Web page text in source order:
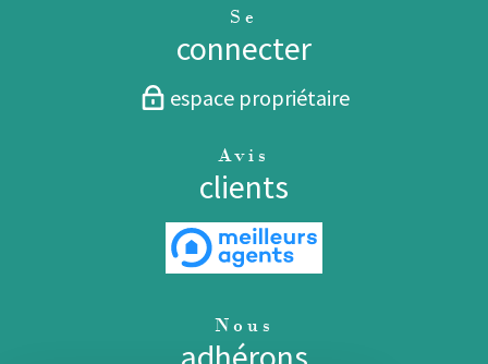
Se
connecter
espace propriétaire
Avis
clients
Nous